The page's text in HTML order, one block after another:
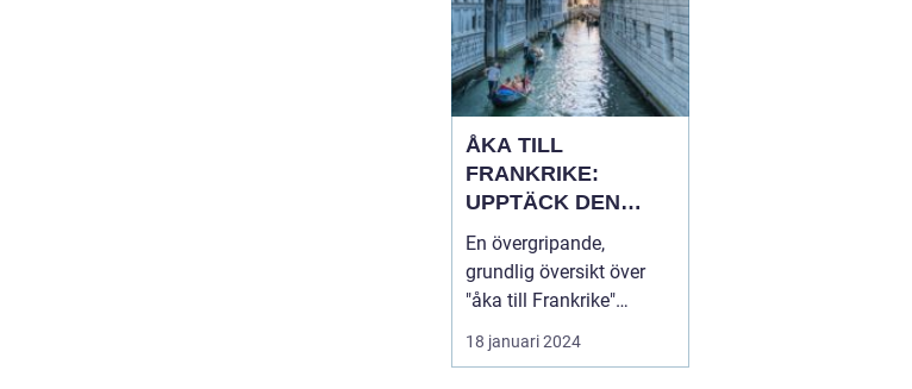
ÅKA TILL
FRANKRIKE:
UPPTÄCK DEN
MÅNGFALDIGA
SKÖNHETEN
En övergripande,
grundlig översikt över
"åka till Frankrike"
Franska republiken, känt
som Frankrike, lockar
18 januari 2024